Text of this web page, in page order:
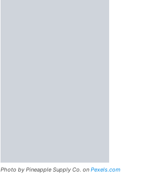
Photo by Pineapple Supply Co. on Pexels.com